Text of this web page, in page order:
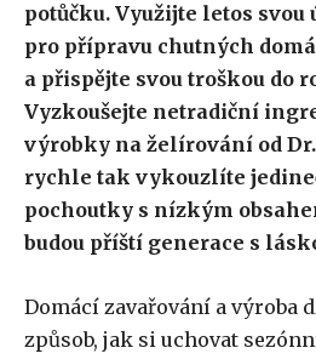
potůčku. Využijte letos svou
pro přípravu chutných
a přispějte svou troškou do
Vyzkoušejte netradiční
výrobky na želírování od Dr.
rychle tak vykouzlíte
pochoutky s nízkým
budou příští generace s
Domácí zavařování a výroba
způsob, jak si uchovat